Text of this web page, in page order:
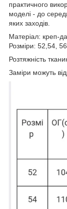
практичного
моделі - до
яких заходів.
Матеріал: креп-
Розміри: 52,54,
Розтяжність
Заміри можуть